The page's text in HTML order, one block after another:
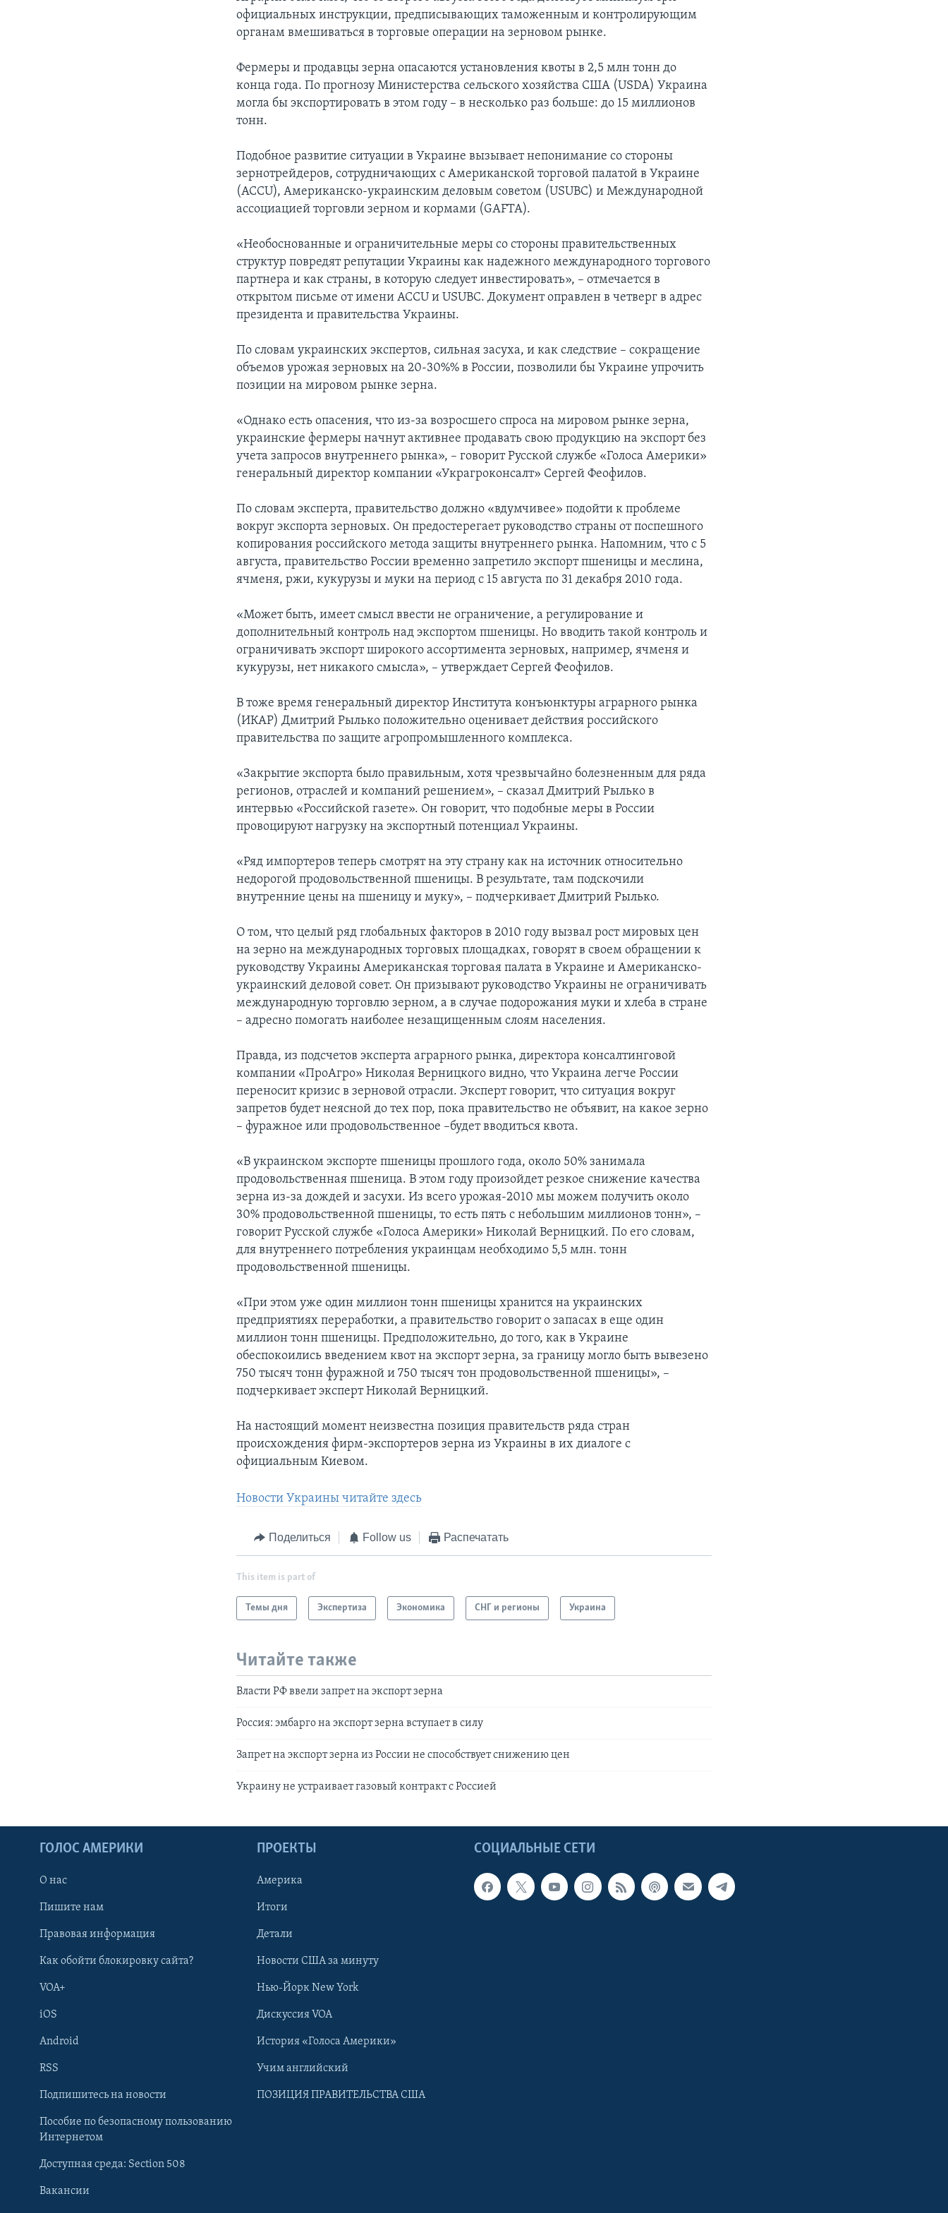
Learning English
официальных инструкции, предписывающих таможенным и контролирующим
органам вмешиваться в торговые операции на зерновом рынке.
Фермеры и продавцы зерна опасаются установления квоты в 2,5 млн тонн до
конца года. По прогнозу Министерства сельского хозяйства США (USDA) Украина
могла бы экспортировать в этом году – в несколько раз больше: до 15 миллионов
тонн.
Подобное развитие ситуации в Украине вызывает непонимание со стороны
зернотрейдеров, сотрудничающих с Американской торговой палатой в Украине
(ACCU), Американско-украинским деловым советом (USUBC) и Международной
ассоциацией торговли зерном и кормами (GAFTA).
«Необоснованные и ограничительные меры со стороны правительственных
структур повредят репутации Украины как надежного международного торгового
партнера и как страны, в которую следует инвестировать», – отмечается в
открытом письме от имени ACCU и USUBC. Документ оправлен в четверг в адрес
президента и правительства Украины.
По словам украинских экспертов, сильная засуха, и как следствие – сокращение
объемов урожая зерновых на 20-30%% в России, позволили бы Украине упрочить
позиции на мировом рынке зерна.
«Однако есть опасения, что из-за возросшего спроса на мировом рынке зерна,
украинские фермеры начнут активнее продавать свою продукцию на экспорт без
учета запросов внутреннего рынка», – говорит Русской службе «Голоса Америки»
генеральный директор компании «Украгроконсалт» Сергей Феофилов.
По словам эксперта, правительство должно «вдумчивее» подойти к проблеме
вокруг экспорта зерновых. Он предостерегает руководство страны от поспешного
копирования российского метода защиты внутреннего рынка. Напомним, что с 5
августа, правительство России временно запретило экспорт пшеницы и меслина,
ячменя, ржи, кукурузы и муки на период с 15 августа по 31 декабря 2010 года.
«Может быть, имеет смысл ввести не ограничение, а регулирование и
дополнительный контроль над экспортом пшеницы. Но вводить такой контроль и
ограничивать экспорт широкого ассортимента зерновых, например, ячменя и
кукурузы, нет никакого смысла», – утверждает Сергей Феофилов.
В тоже время генеральный директор Института конъюнктуры аграрного рынка
(ИКАР) Дмитрий Рылько положительно оценивает действия российского
правительства по защите агропромышленного комплекса.
«Закрытие экспорта было правильным, хотя чрезвычайно болезненным для ряда
регионов, отраслей и компаний решением», – сказал Дмитрий Рылько в
интервью «Российской газете». Он говорит, что подобные меры в России
провоцируют нагрузку на экспортный потенциал Украины.
«Ряд импортеров теперь смотрят на эту страну как на источник относительно
недорогой продовольственной пшеницы. В результате, там подскочили
внутренние цены на пшеницу и муку», – подчеркивает Дмитрий Рылько.
О том, что целый ряд глобальных факторов в 2010 году вызвал рост мировых цен
на зерно на международных торговых площадках, говорят в своем обращении к
руководству Украины Американская торговая палата в Украине и Американско-
украинский деловой совет. Он призывают руководство Украины не ограничивать
международную торговлю зерном, а в случае подорожания муки и хлеба в стране
– адресно помогать наиболее незащищенным слоям населения.
Правда, из подсчетов эксперта аграрного рынка, директора консалтинговой
компании «ПроАгро» Николая Верницкого видно, что Украина легче России
переносит кризис в зерновой отрасли. Эксперт говорит, что ситуация вокруг
запретов будет неясной до тех пор, пока правительство не объявит, на какое зерно
– фуражное или продовольственное –будет вводиться квота.
«В украинском экспорте пшеницы прошлого года, около 50% занимала
продовольственная пшеница. В этом году произойдет резкое снижение качества
зерна из-за дождей и засухи. Из всего урожая-2010 мы можем получить около
30% продовольственной пшеницы, то есть пять с небольшим миллионов тонн», –
говорит Русской службе «Голоса Америки» Николай Верницкий. По его словам,
для внутреннего потребления украинцам необходимо 5,5 млн. тонн
продовольственной пшеницы.
«При этом уже один миллион тонн пшеницы хранится на украинских
предприятиях переработки, а правительство говорит о запасах в еще один
миллион тонн пшеницы. Предположительно, до того, как в Украине
обеспокоились введением квот на экспорт зерна, за границу могло быть вывезено
750 тысяч тонн фуражной и 750 тысяч тон продовольственной пшеницы», –
подчеркивает эксперт Николай Верницкий.
На настоящий момент неизвестна позиция правительств ряда стран
происхождения фирм-экспортеров зерна из Украины в их диалоге с
официальным Киевом.
Новости Украины читайте здесь
Поделиться Follow us Распечатать
This item is part of
Темы дня Экспертиза Экономика СНГ и регионы Украина
Читайте также
Власти РФ ввели запрет на экспорт зерна
Россия: эмбарго на экспорт зерна вступает в силу
Запрет на экспорт зерна из России не способствует снижению цен
Украину не устраивает газовый контракт с Россией
СОЦИАЛЬНЫЕ СЕТИ
ГОЛОС АМЕРИКИ
О нас
Пишите нам
Правовая информация
Как обойти блокировку сайта?
VOA+
iOS
Android
RSS
Подпишитесь на новости
Пособие по безопасному пользованию
Интернетом
Доступная среда: Section 508
Вакансии
ПРОЕКТЫ
Америка
Итоги
Детали
Новости США за минуту
Нью-Йорк New York
Дискуссия VOA
История «Голоса Америки»
Учим английский
ПОЗИЦИЯ ПРАВИТЕЛЬСТВА США